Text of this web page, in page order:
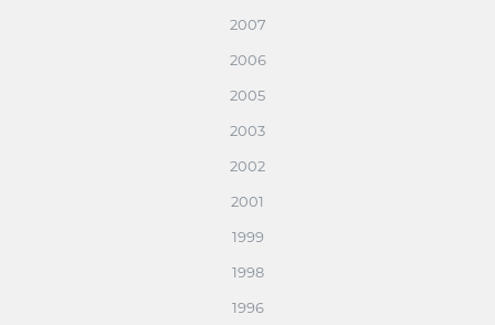
2007
2006
2005
2003
2002
2001
1999
1998
1996